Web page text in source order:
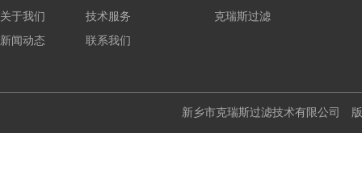
关于我们
技术服务
新闻动态
联系我们
克瑞斯过滤
新乡市克瑞斯过滤技术有限公司